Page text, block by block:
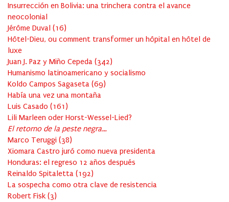
Insurrección en Bolivia: una trinchera contra el avance
neocolonial
Jérôme Duval (16)
Hôtel-Dieu, ou comment transformer un hôpital en hôtel de
luxe
Juan J. Paz y Miño Cepeda (342)
Humanismo latinoamericano y socialismo
Koldo Campos Sagaseta (69)
Había una vez una montaña
Luis Casado (161 )
Lili Marleen oder Horst-Wessel-Lied?
El retorno de la peste negra…
Marco Teruggi (38)
Xiomara Castro juró como nueva presidenta
Honduras: el regreso 12 años después
Reinaldo Spitaletta (192)
La sospecha como otra clave de resistencia
Robert Fisk (3)